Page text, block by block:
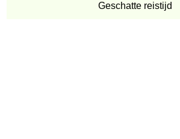
Geschatte reistijd